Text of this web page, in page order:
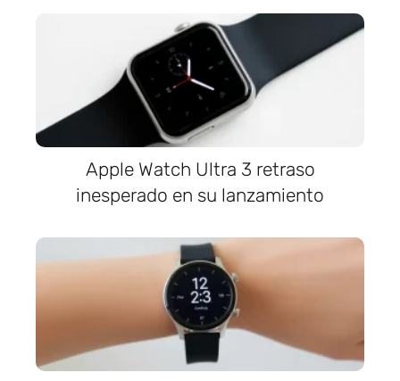
Apple Watch Ultra 3 retraso
inesperado en su lanzamiento